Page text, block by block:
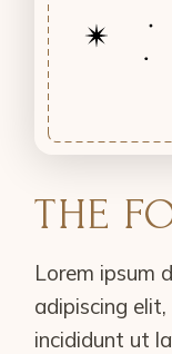
THE
Lorem ipsum
adipiscing
incididunt ut